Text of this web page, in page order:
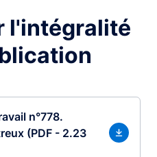
l'intégralité
n°778.
(PDF - 2.23